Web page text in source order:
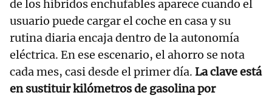
de los híbridos enchufables aparece cuando el
usuario puede cargar el coche en casa y su
rutina diaria encaja dentro de la autonomía
eléctrica. En ese escenario, el ahorro se nota
cada mes, casi desde el primer día. La clave está
en sustituir kilómetros de gasolina por